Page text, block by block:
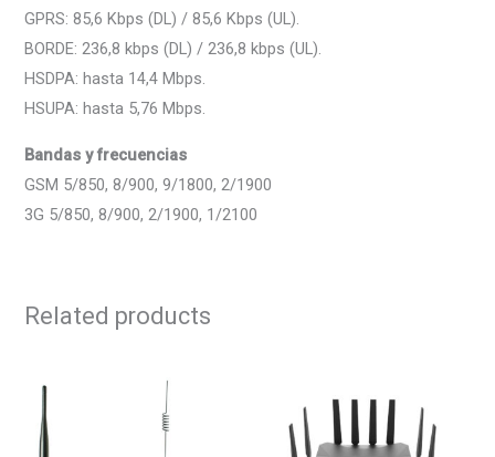
GPRS: 85,6 Kbps (DL) / 85,6 Kbps (UL).
BORDE: 236,8 kbps (DL) / 236,8 kbps (UL).
HSDPA: hasta 14,4 Mbps.
HSUPA: hasta 5,76 Mbps.
Bandas y frecuencias
GSM 5/850, 8/900, 9/1800, 2/1900
3G 5/850, 8/900, 2/1900, 1/2100
Related products